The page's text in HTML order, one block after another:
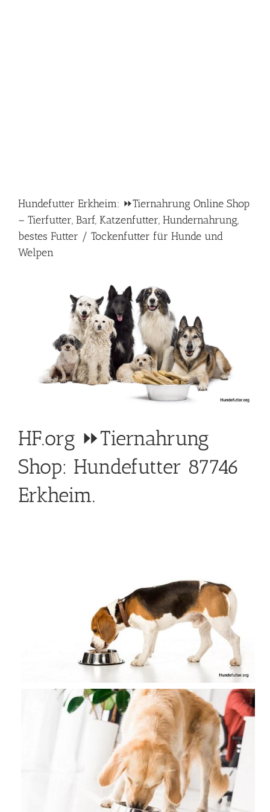
Hundefutter Erkheim: ⏩Tiernahrung Online Shop
– Tierfutter, Barf, Katzenfutter, Hundernahrung,
bestes Futter / Tockenfutter für Hunde und
Welpen
HF.org ⏩Tiernahrung
Shop: Hundefutter 87746
Erkheim.